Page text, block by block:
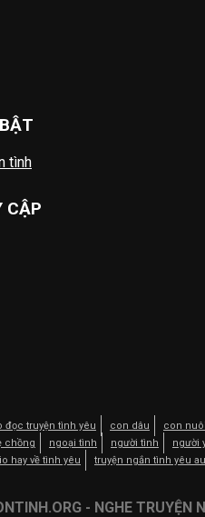
tình
CẬP
đọc truyện tình yêu con dâu con nuôi
chồng ngoại tình người tình người
hay về tình yêu truyện ngắn tình yêu
- NGHE TRUYỆN